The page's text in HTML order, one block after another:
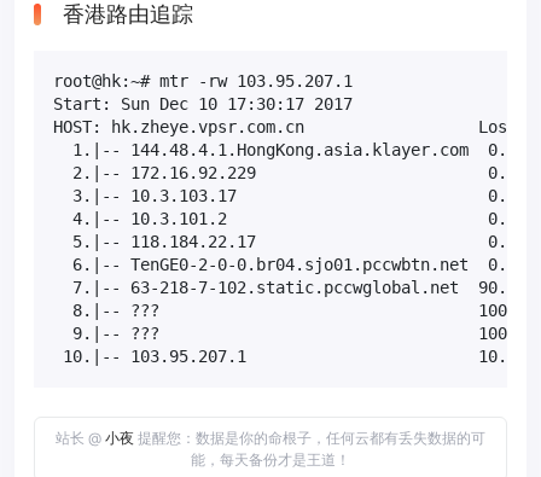
香港路由追踪
root@hk:~# mtr -rw 103.95.207.1
Start: Sun Dec 10 17:30:17 2017
HOST: hk.zheye.vpsr.com.cn                  Loss%
1.|-- 144.48.4.1.HongKong.asia.klayer.com  0.0%
2.|-- 172.16.92.229                        0.0%
3.|-- 10.3.103.17                          0.0%
4.|-- 10.3.101.2                           0.0%
5.|-- 118.184.22.17                        0.0%
6.|-- TenGE0-2-0-0.br04.sjo01.pccwbtn.net  0.0%
7.|-- 63-218-7-102.static.pccwglobal.net  90.0%
8.|-- ???                                 100.0
9.|-- ???                                 100.0
10.|-- 103.95.207.1                        10.0%
站长 @ 小夜 提醒您：数据是你的命根子，任何云都有丢失数据的可
能，每天备份才是王道！